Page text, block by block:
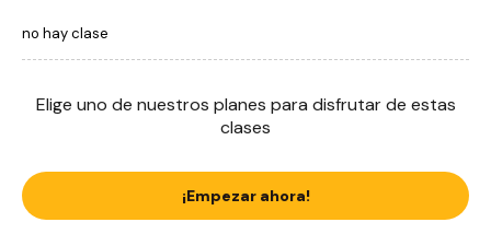
no hay clase
Elige uno de nuestros planes para disfrutar de estas
clases
¡Empezar ahora!